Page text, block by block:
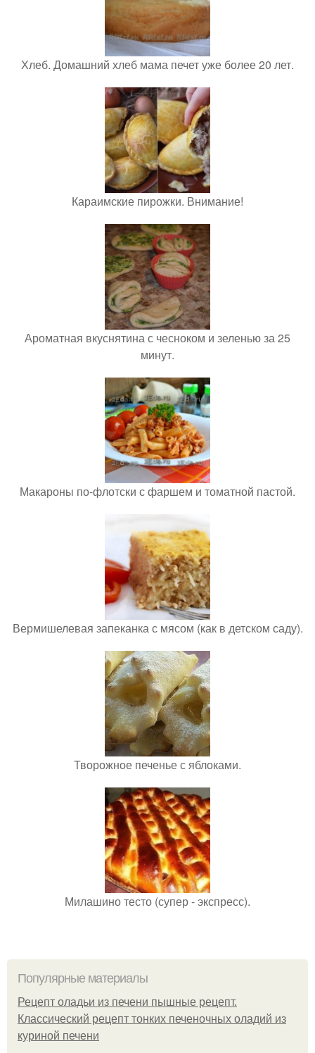
Хлеб. Домашний хлеб мама печет уже более 20 лет.
Караимские пирожки. Внимание!
Ароматная вкуснятина с чесноком и зеленью за 25
минут.
Макароны по-флотски с фаршем и томатной пастой.
Вермишелевая запеканка с мясом (как в детском саду).
Творожное печенье с яблоками.
Милашино тесто (супер - экспресс).
Популярные материалы
Рецепт оладьи из печени пышные рецепт.
Классический рецепт тонких печеночных оладий из
куриной печени